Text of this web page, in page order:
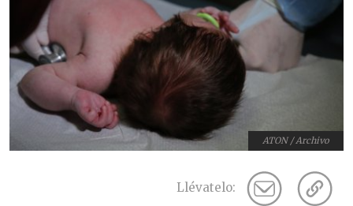
ATON / Archivo
Llévatelo: